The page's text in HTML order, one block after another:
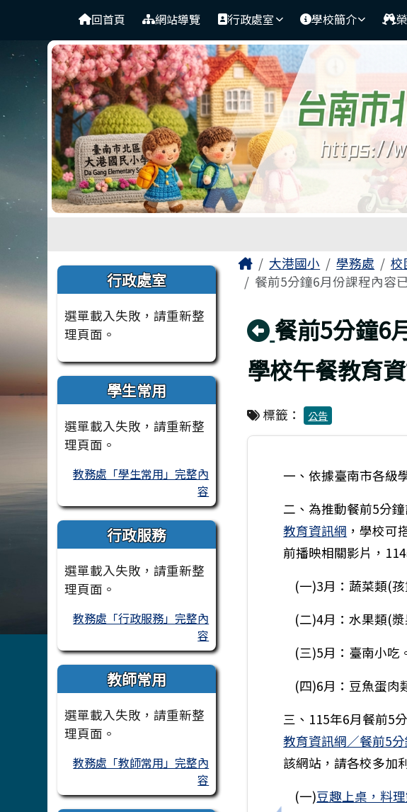
臺南市北區大港國民小學
回首頁 網站導覽 行政處室 學校簡介
左邊區域內容
行政處室
選單載入失敗，請重新整
理頁面。
學生常用
選單載入失敗，請重新整
理頁面。
教務處「學生常用」完整內
容
行政服務
選單載入失敗，請重新整
理頁面。
教務處「行政服務」完整內
容
教師常用
選單載入失敗，請重新整
理頁面。
教務處「教師常用」完整內
容
主內容區域
Home大港國小 學務處
校
餐前5分鐘6月份課程內容
回上頁
餐前5分鐘6
學校午餐教育
標籤： 公告
一、依據臺南市各級
二、為推動餐前5分
教育資訊網 ，學校可
前播映相關影片，
(一)3月：蔬菜類(孩
(二)4月：水果類(漿
(三)5月：臺南小吃
(四)6月：豆魚蛋肉
三、115年6月餐前5
教育資訊網／餐前5
該網站，請各校多加
(一)豆趣上桌，料
頁尾區域